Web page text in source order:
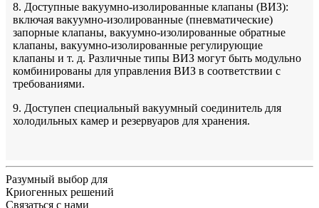
8. Доступные вакуумно-изолированные клапаны (ВИЗ):
включая вакуумно-изолированные (пневматические)
запорные клапаны, вакуумно-изолированные обратные
клапаны, вакуумно-изолированные регулирующие
клапаны и т. д. Различные типы ВИЗ могут быть модульно
комбинированы для управления ВИЗ в соответствии с
требованиями.
9. Доступен специальный вакуумный соединитель для
холодильных камер и резервуаров для хранения.
Разумный выбор для
Криогенных решений
Связаться с нами